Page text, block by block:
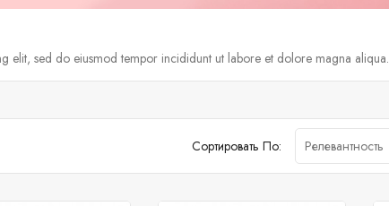
elit, sed do eiusmod tempor incididunt ut labore et dolore magna aliqua.
Сортировать По: Релевантность